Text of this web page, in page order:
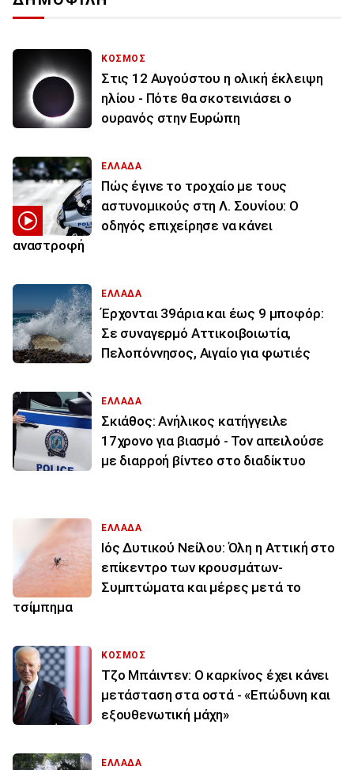
ΚΟΣΜΟΣ
Στις 12 Αυγούστου η ολική έκλειψη
ηλίου - Πότε θα σκοτεινιάσει ο
ουρανός στην Ευρώπη
ΕΛΛΑΔΑ
Πώς έγινε το τροχαίο με τους
αστυνομικούς στη Λ. Σουνίου: Ο
οδηγός επιχείρησε να κάνει
αναστροφή
ΕΛΛΑΔΑ
Έρχονται 39άρια και έως 9 μποφόρ:
Σε συναγερμό Αττικοιβοιωτία,
Πελοπόννησος, Αιγαίο για φωτιές
ΕΛΛΑΔΑ
Σκιάθος: Ανήλικος κατήγγειλε
17χρονο για βιασμό - Τον απειλούσε
με διαρροή βίντεο στο διαδίκτυο
ΕΛΛΑΔΑ
Ιός Δυτικού Νείλου: Όλη η Αττική στο
επίκεντρο των κρουσμάτων-
Συμπτώματα και μέρες μετά το
τσίμπημα
ΚΟΣΜΟΣ
Τζο Μπάιντεν: Ο καρκίνος έχει κάνει
μετάσταση στα οστά - «Επώδυνη και
εξουθενωτική μάχη»
ΕΛΛΑΔΑ